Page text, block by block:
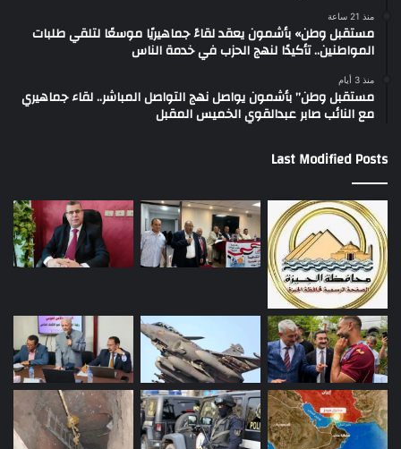
منذ 21 ساعة
مستقبل وطن» بأشمون يعقد لقاءً جماهيريًا موسعًا لتلقي طلبات
المواطنين.. تأكيدًا لنهج الحزب في خدمة الناس
منذ 3 أيام
مستقبل وطن” بأشمون يواصل نهج التواصل المباشر.. لقاء جماهيري
مع النائب صابر عبدالقوي الخميس المقبل
Last Modified Posts